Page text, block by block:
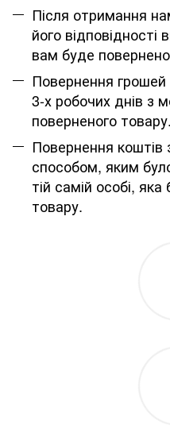
Після отримання
його
вам буде
Повернення
3-х робочих днів з
поверненого товару.
Повернення
способом, яким
тій самій особі,
товару.